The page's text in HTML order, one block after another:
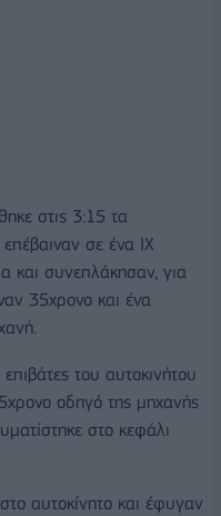
στις 3:15 τα
σε ένα ΙΧ
και συνεπλάκησαν, για
35χρονο και ένα
του αυτοκινήτου
οδηγό της μηχανής
στο κεφάλι
αυτοκίνητο και έφυγαν